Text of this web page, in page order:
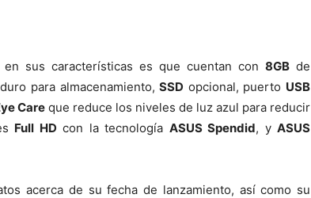
sus características es que cuentan con 8GB de
para almacenamiento,SSD opcional, puerto USB
Care que reduce los niveles de luz azul para reducir
Full HD con la tecnología ASUS Spendid, y ASUS
acerca de su fecha de lanzamiento, así como su